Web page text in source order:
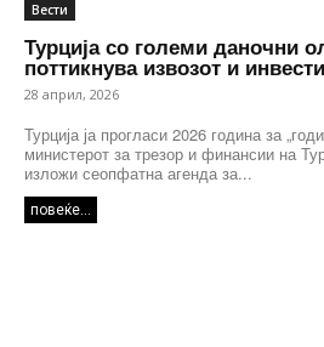
Вести
Турција со големи даночни
поттикнува извозот и
28 април, 2026
Турција ја прогласи 2026 година за
министерот за трезор и финансии на
изложи сеопфатна агенда за...
повеќе...